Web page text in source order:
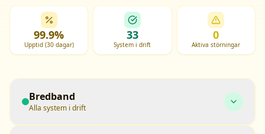
99.9%
Upptid (30 dagar)
33
System i drift
0
Aktiva störningar
Bredband
Alla system i drift